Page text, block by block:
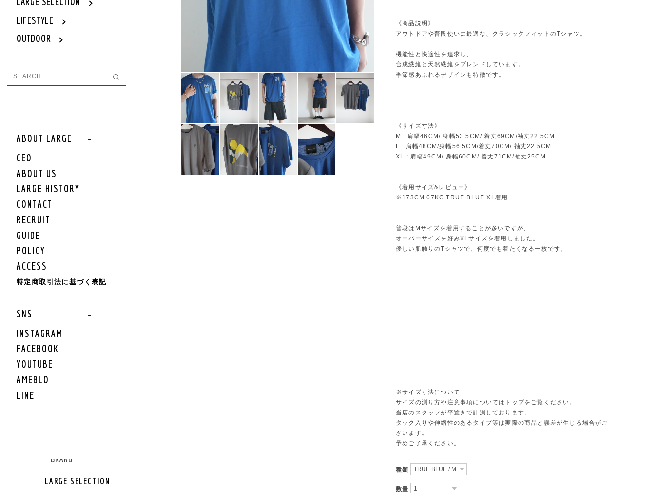
《商品説明》
アウトドアや普段使いに最適な、クラシックフィットのTシャツ。
機能性と快適性を追求し、
合成繊維と天然繊維をブレンドしています。
季節感あふれるデザインも特徴です。
《サイズ寸法》
M : 肩幅46CM/ 身幅53.5CM/ 着丈69CM/袖丈22.5CM
L : 肩幅48CM/身幅56.5CM/着丈70CM/ 袖丈22.5CM
XL : 肩幅49CM/ 身幅60CM/ 着丈71CM/袖丈25CM
《着用サイズ&レビュー》
※173CM 67KG TRUE BLUE XL着用
普段はMサイズを着用することが多いですが、
オーバーサイズを好みXLサイズを着用しました。
優しい肌触りのTシャツで、何度でも着たくなる一枚です。
※サイズ寸法について
サイズの測り方や注意事項についてはトップをご覧ください。
当店のスタッフが平置きで計測しております。
タック入りや伸縮性のあるタイプ等は実際の商品と誤差が生じる場合がご
ざいます。
予めご了承ください。
種類
数量
WOMEN TOPS
WOMEN ONE PIECE
WOMEN CAP/HAT
WOMEN SHOES
WOMEN OTHER
WOMEN BRAND
KIDS OUTER
KIDS TOPS
KIDS BOTTOMS
KIDS CAP/HAT
KIDS BAG
KIDS ACCESSORY
KIDS GOODS
KIDS ROMPERS
KIDS BRAND
LIFESTYLE
GEAR TARP/TENT
GEAR MAT
GEAR BRAND
LARGE SELECTION
LIFESTYLE
OUTDOOR
ABOUT LARGE
CEO
ABOUT US
LARGE HISTORY
CONTACT
RECRUIT
GUIDE
POLICY
ACCESS
特定商取引法に基づく表記
SNS
INSTAGRAM
FACEBOOK
YOUTUBE
AMEBLO
LINE